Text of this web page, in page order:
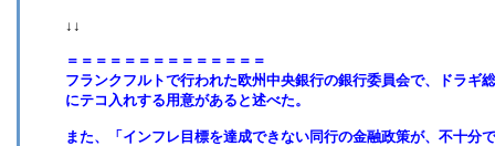
↓↓
＝＝＝＝＝＝＝＝＝＝＝＝＝＝
フランクフルトで行われた欧州中央銀行の銀行委員会で、ドラギ
にテコ入れする用意があると述べた。
また、「インフレ目標を達成できない同行の金融政策が、不十分